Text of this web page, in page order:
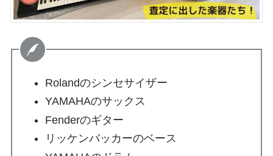
Rolandのシンセサイザー
YAMAHAのサックス
Fenderのギター
リッケンバッカーのベース